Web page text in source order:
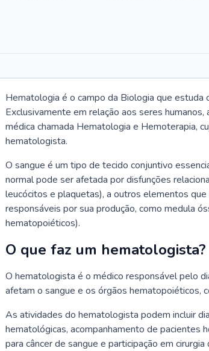
Hematologia é o campo da Biologia que estuda
Exclusivamente em relação aos seres
médica chamada Hematologia e Hemoterapia,
hematologista.
O sangue é um tipo de tecido conjuntivo
normal pode ser afetada por disfunções
leucócitos e plaquetas), a outros elementos
responsáveis por sua produção, como medula
hematopoiéticos).
O que faz um hematologista?
O hematologista é o médico responsável pelo
afetam o sangue e os órgãos hematopoiéticos,
As atividades do hematologista podem incluir
hematológicas, acompanhamento de pacientes
para câncer de sangue e participação em